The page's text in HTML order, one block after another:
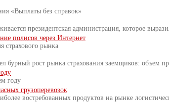
«Выплаты без справок»
президентская администрация, которое
полисов через Интернет
страхового рынка
бурный рост рынка страхования заемщиков: объем
году
грузоперевозок
востребованных продуктов на рынке